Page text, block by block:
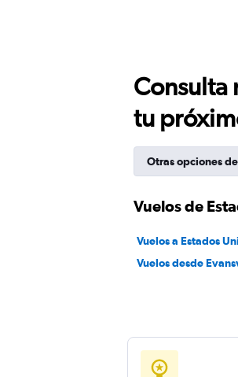
Consulta
tu
Otras opciones
Vuelos de
Vuelos a Estados
Vuelos desde